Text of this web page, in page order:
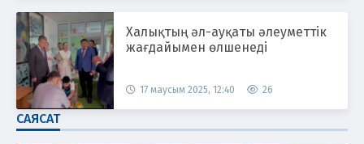
Халықтың әл-ауқаты әлеуметтік
жағдайымен өлшенеді
17 маусым 2025, 12:40 26
САЯСАТ